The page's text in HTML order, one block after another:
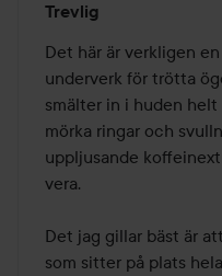
4
av
5
Trevlig
Det här är verkligen
underverk för trötta
smälter in i huden
mörka ringar och
uppljusande
vera.
Det jag gillar bäst är
som sitter på plats